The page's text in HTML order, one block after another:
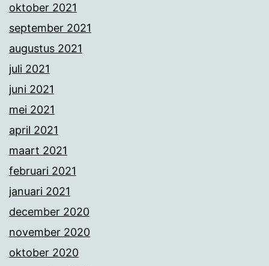
oktober 2021
september 2021
augustus 2021
juli 2021
juni 2021
mei 2021
april 2021
maart 2021
februari 2021
januari 2021
december 2020
november 2020
oktober 2020